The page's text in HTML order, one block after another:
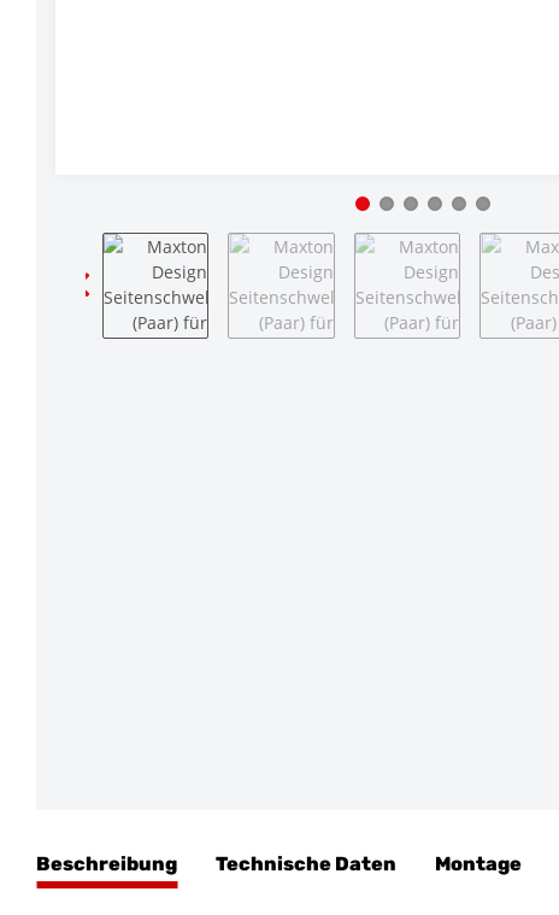
Beschreibung Technische Daten Montage